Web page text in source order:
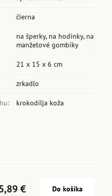
čierna
na šperky, na hodinky, na
manžetové gombíky
21 x 15 x 6 cm
zrkadlo
krokodílja koža
€ Do košíka